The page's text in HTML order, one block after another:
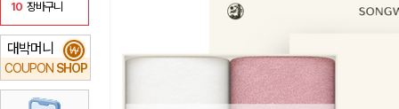
10 장바구니
대박머니
COUPON SHOP
₩